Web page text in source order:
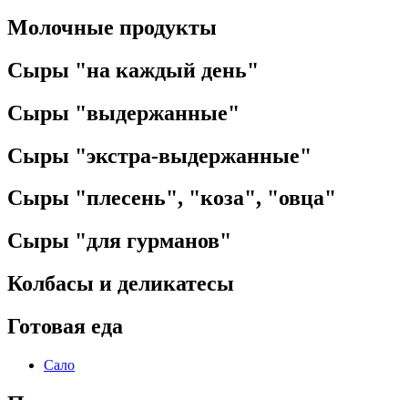
Молочные продукты
Сыры "на каждый день"
Сыры "выдержанные"
Сыры "экстра-выдержанные"
Сыры "плесень", "коза", "овца"
Сыры "для гурманов"
Колбасы и деликатесы
Готовая еда
Сало